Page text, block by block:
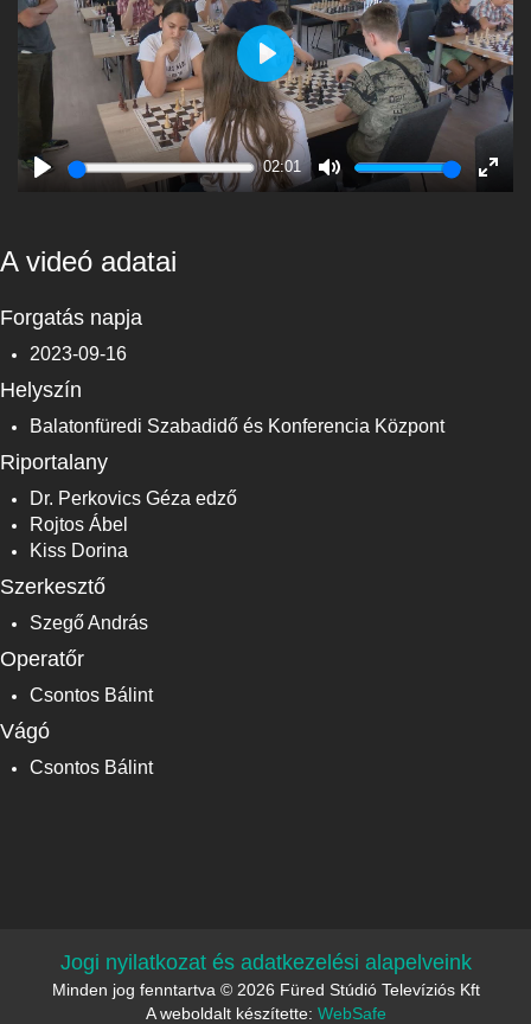
02:01
Mute
Enter
Play
A videó adatai
Forgatás napja
2023-09-16
Helyszín
Balatonfüredi Szabadidő és Konferencia Központ
Riportalany
Dr. Perkovics Géza edző
Rojtos Ábel
Kiss Dorina
Szerkesztő
Szegő András
Operatőr
Csontos Bálint
Vágó
Csontos Bálint
Jogi nyilatkozat és adatkezelési alapelveink
Minden jog fenntartva © 2026 Füred Stúdió Televíziós Kft
A weboldalt készítette: WebSafe